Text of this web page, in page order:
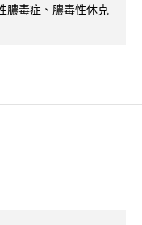
膿毒症、膿毒性休克